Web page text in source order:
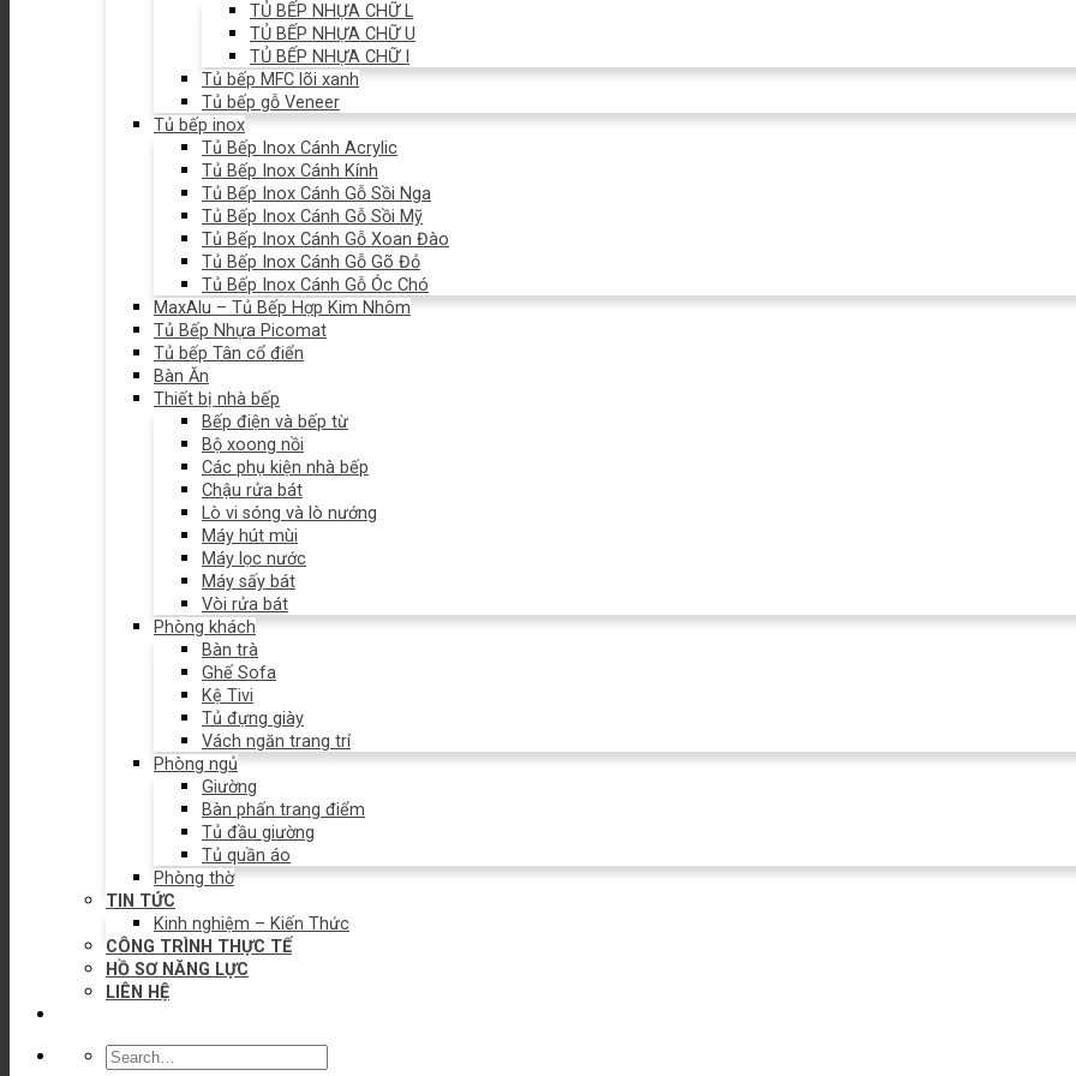
TỦ BẾP NHỰA CHỮ L
TỦ BẾP NHỰA CHỮ U
TỦ BẾP NHỰA CHỮ I
Tủ bếp MFC lõi xanh
Tủ bếp gỗ Veneer
Tủ bếp inox
Tủ Bếp Inox Cánh Acrylic
Tủ Bếp Inox Cánh Kính
Tủ Bếp Inox Cánh Gỗ Sồi Nga
Tủ Bếp Inox Cánh Gỗ Sồi Mỹ
Tủ Bếp Inox Cánh Gỗ Xoan Đào
Tủ Bếp Inox Cánh Gỗ Gõ Đỏ
Tủ Bếp Inox Cánh Gỗ Óc Chó
MaxAlu – Tủ Bếp Hợp Kim Nhôm
Tủ Bếp Nhựa Picomat
Tủ bếp Tân cổ điển
Bàn Ăn
Thiết bị nhà bếp
Bếp điện và bếp từ
Bộ xoong nồi
Các phụ kiện nhà bếp
Chậu rửa bát
Lò vi sóng và lò nướng
Máy hút mùi
Máy lọc nước
Máy sấy bát
Vòi rửa bát
Phòng khách
Bàn trà
Ghế Sofa
Kệ Tivi
Tủ đựng giày
Vách ngăn trang trí
Phòng ngủ
Giường
Bàn phấn trang điểm
Tủ đầu giường
Tủ quần áo
Phòng thờ
TIN TỨC
Kinh nghiệm – Kiến Thức
CÔNG TRÌNH THỰC TẾ
HỒ SƠ NĂNG LỰC
LIÊN HỆ
Search